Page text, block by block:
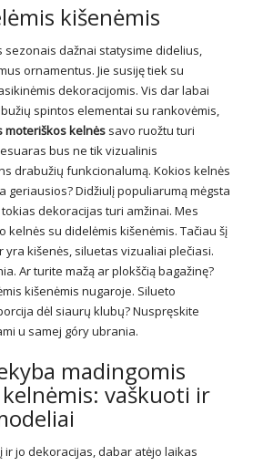
kišenėmis
sezonais dažnai statysime didelius,
ornamentus. Jie susiję tiek su
dekoracijomis. Vis dar labai
spintos elementai su rankovėmis,
moteriškos kelnės savo ruožtu turi
bus ne tik vizualinis
drabužių funkcionalumą. Kokios kelnės
geriausios? Didžiulį populiarumą mėgsta
dekoracijas turi amžinai. Mes
kelnės su didelėmis kišenėmis. Tačiau šį
kišenės, siluetas vizualiai plečiasi.
Ar turite mažą ar plokščią bagažinę?
kišenėmis nugaroje. Silueto
dėl siaurų klubų? Nuspręskite
u samej góry ubrania.
madingomis
vaškuoti ir
ir jo dekoracijas, dabar atėjo laikas